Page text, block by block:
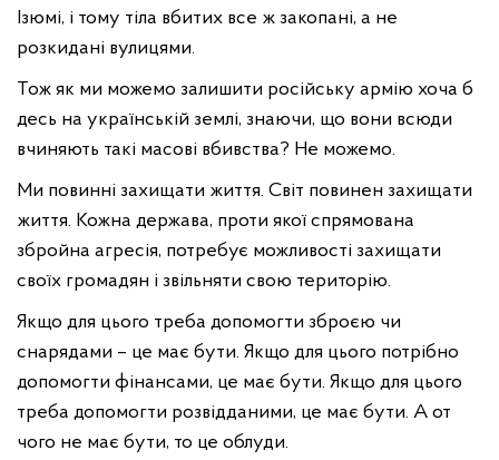
Ізюмі, і тому тіла вбитих все ж закопані, а не
розкидані вулицями.
Тож як ми можемо залишити російську армію хоча б
десь на українській землі, знаючи, що вони всюди
вчиняють такі масові вбивства? Не можемо.
Ми повинні захищати життя. Світ повинен захищати
життя. Кожна держава, проти якої спрямована
збройна агресія, потребує можливості захищати
своїх громадян і звільняти свою територію.
Якщо для цього треба допомогти зброєю чи
снарядами – це має бути. Якщо для цього потрібно
допомогти фінансами, це має бути. Якщо для цього
треба допомогти розвідданими, це має бути. А от
чого не має бути, то це облуди.